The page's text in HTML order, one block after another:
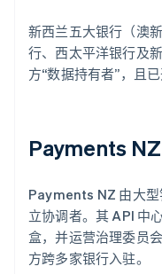
新西兰五大银行（澳
行、西太平洋银行及
方“数据持有者”，且
Payments
Payments NZ 由大
立协调者。其 API 中
盒，并运营治理委员
方跨多家银行入驻。